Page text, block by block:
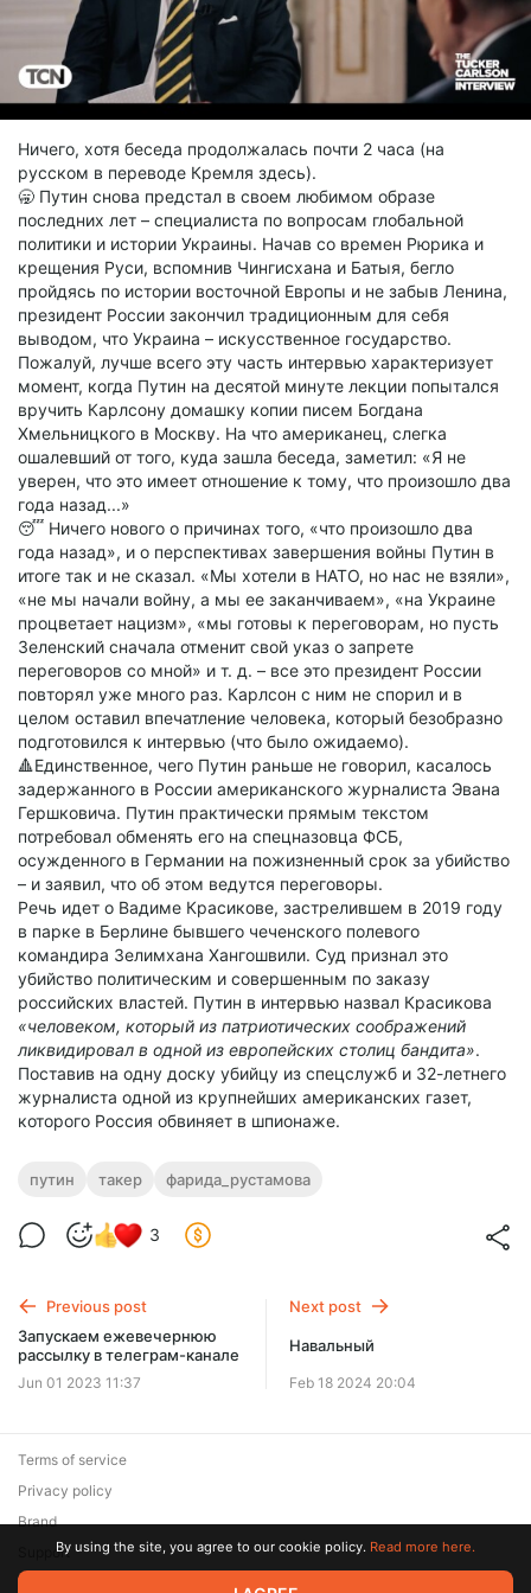
Ничего, хотя беседа продолжалась почти 2 часа (на
русском в переводе Кремля здесь).
🥱 Путин снова предстал в своем любимом образе
последних лет – специалиста по вопросам глобальной
политики и истории Украины. Начав со времен Рюрика и
крещения Руси, вспомнив Чингисхана и Батыя, бегло
пройдясь по истории восточной Европы и не забыв Ленина,
президент России закончил традиционным для себя
выводом, что Украина – искусственное государство.
Пожалуй, лучше всего эту часть интервью характеризует
момент, когда Путин на десятой минуте лекции попытался
вручить Карлсону домашку копии писем Богдана
Хмельницкого в Москву. На что американец, слегка
ошалевший от того, куда зашла беседа, заметил: «Я не
уверен, что это имеет отношение к тому, что произошло два
года назад...»
😴 Ничего нового о причинах того, «что произошло два
года назад», и о перспективах завершения войны Путин в
итоге так и не сказал. «Мы хотели в НАТО, но нас не взяли»,
«не мы начали войну, а мы ее заканчиваем», «на Украине
процветает нацизм», «мы готовы к переговорам, но пусть
Зеленский сначала отменит свой указ о запрете
переговоров со мной» и т. д. – все это президент России
повторял уже много раз. Карлсон с ним не спорил и в
целом оставил впечатление человека, который безобразно
подготовился к интервью (что было ожидаемо).
🔺Единственное, чего Путин раньше не говорил, касалось
задержанного в России американского журналиста Эвана
Гершковича. Путин практически прямым текстом
потребовал обменять его на спецназовца ФСБ,
осужденного в Германии на пожизненный срок за убийство
– и заявил, что об этом ведутся переговоры.
Речь идет о Вадиме Красикове, застрелившем в 2019 году
в парке в Берлине бывшего чеченского полевого
командира Зелимхана Хангошвили. Суд признал это
убийство политическим и совершенным по заказу
российских властей. Путин в интервью назвал Красикова
«человеком, который из патриотических соображений
ликвидировал в одной из европейских столиц бандита».
Поставив на одну доску убийцу из спецслужб и 32-летнего
журналиста одной из крупнейших американских газет,
которого Россия обвиняет в шпионаже.
путин такер фарида_рустамова
3
Previous post
Запускаем ежевечернюю
рассылку в телеграм-канале
Jun 01 2023 11:37
Next post
Навальный
Feb 18 2024 20:04
Terms of service
Privacy policy
Brand
SupportBy using the site, you agree to our cookie policy. Read more here.